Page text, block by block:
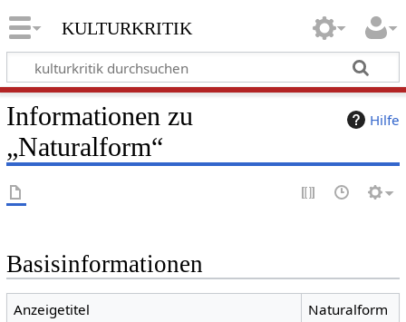
kulturkritik
Hilfe
Informationen zu
„Naturalform“
Basisinformationen
Anzeigetitel
Naturalform